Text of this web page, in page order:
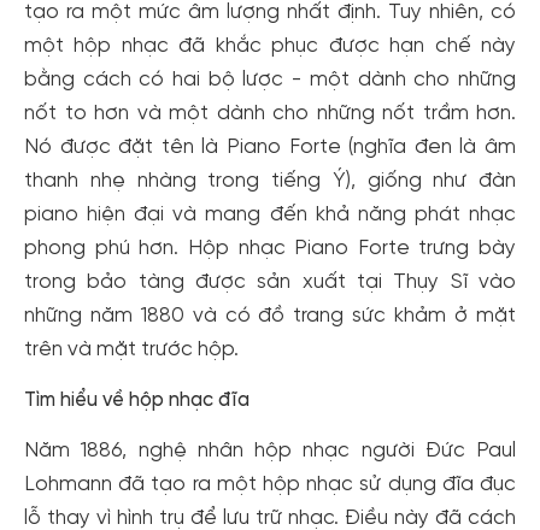
tạo ra một mức âm lượng nhất định. Tuy nhiên, có
một hộp nhạc đã khắc phục được hạn chế này
bằng cách có hai bộ lược - một dành cho những
nốt to hơn và một dành cho những nốt trầm hơn.
Nó được đặt tên là Piano Forte (nghĩa đen là âm
thanh nhẹ nhàng trong tiếng Ý), giống như đàn
piano hiện đại và mang đến khả năng phát nhạc
phong phú hơn. Hộp nhạc Piano Forte trưng bày
trong bảo tàng được sản xuất tại Thụy Sĩ vào
những năm 1880 và có đồ trang sức khảm ở mặt
trên và mặt trước hộp.
Tìm hiểu về hộp nhạc đĩa
Năm 1886, nghệ nhân hộp nhạc người Đức Paul
Lohmann đã tạo ra một hộp nhạc sử dụng đĩa đục
lỗ thay vì hình trụ để lưu trữ nhạc. Điều này đã cách